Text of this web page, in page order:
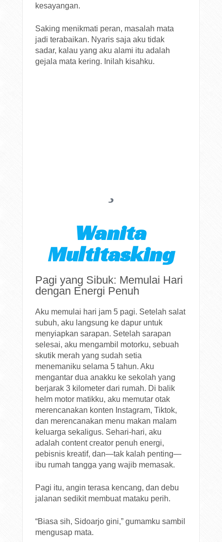
kesayangan.
Saking menikmati peran, masalah mata
jadi terabaikan. Nyaris saja aku tidak
sadar, kalau yang aku alami itu adalah
gejala mata kering. Inilah kisahku.
Wanita
Multitasking
Pagi yang Sibuk: Memulai Hari
dengan Energi Penuh
Aku memulai hari jam 5 pagi. Setelah salat
subuh, aku langsung ke dapur untuk
menyiapkan sarapan. Setelah sarapan
selesai, aku mengambil motorku, sebuah
skutik merah yang sudah setia
menemaniku selama 5 tahun. Aku
mengantar dua anakku ke sekolah yang
berjarak 3 kilometer dari rumah. Di balik
helm motor matikku, aku memutar otak
merencanakan konten Instagram, Tiktok,
dan merencanakan menu makan malam
keluarga sekaligus. Sehari-hari, aku
adalah content creator penuh energi,
pebisnis kreatif, dan—tak kalah penting—
ibu rumah tangga yang wajib memasak.
Pagi itu, angin terasa kencang, dan debu
jalanan sedikit membuat mataku perih.
“Biasa sih, Sidoarjo gini,” gumamku sambil
mengusap mata.